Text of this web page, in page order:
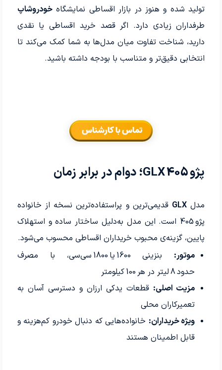
تولید شده و هنوز در بازار اقساطی نمایشگاهخودروشاپ
طرفداران زیادی دارد. اگر قصد خرید اقساطی یا نقدی
دارید، شناخت تفاوت میان مدل‌ها به شما کمک می‌کند تا
انتخابی دقیق‌تر و متناسب با بودجه داشته باشید.
پژو 405 GLX؛ دوام در برابر زمان
مدل GLX قدیمی‌ترین و پراستفاده‌ترین نسخه از خانواده
پژو 405 است. این مدل به‌دلیل ساختار ساده و استهلاک
پایین، گزینه‌ی محبوب خریداران اقساطی محسوب می‌شود.
موتور:
بنزینی 1600 یا 1800 سی‌سی، با مصرف
حدود 8 لیتر در هر 100 کیلومتر
مزیت اصلی: قطعات یدکی ارزان و دسترسی آسان به
تعمیرکاران محلی
ویژه خریداران: خانواده‌هایی که دنبال خودرو کم‌هزینه و
قابل اطمینان هستند